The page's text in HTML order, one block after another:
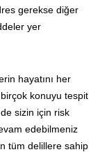
gerekse diğer
yer
hayatını her
konuyu tespit
sizin için risk
edebilmeniz
tüm delillere sahip